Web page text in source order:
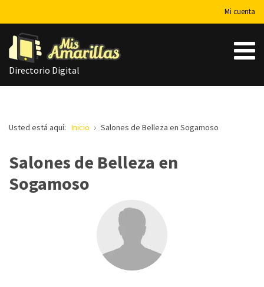
Mi cuenta
Directorio Digital
Usted está aquí: Inicio Salones de Belleza en Sogamoso
Salones de Belleza en
Sogamoso